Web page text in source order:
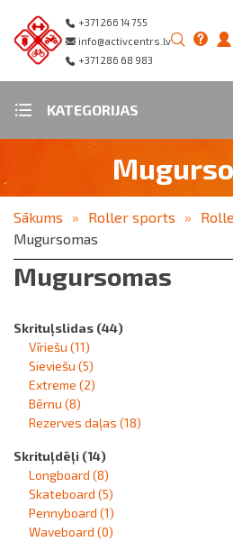
+371 266 14 755
info@activcentrs.lv
+371 286 68 983
KATEGORIJAS
Sākums Roller sports
Mugursomas
Mugursomas
Skrituļslidas (44)
Vīriešu (11)
Sieviešu (5)
Extreme (2)
Bērnu (8)
Rezerves daļas (18)
Skrituļdēļi (14)
Longboard (8)
Skateboard (5)
Pennyboard (1)
Waveboard (0)